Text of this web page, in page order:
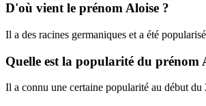
D'où vient le prénom Aloise ?
Il a des racines germaniques et a été
Quelle est la popularité du prénom
Il a connu une certaine popularité au début du